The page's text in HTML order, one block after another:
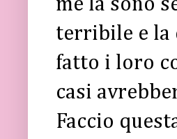
me la sono
terribile e la
fatto i loro
casi
Faccio